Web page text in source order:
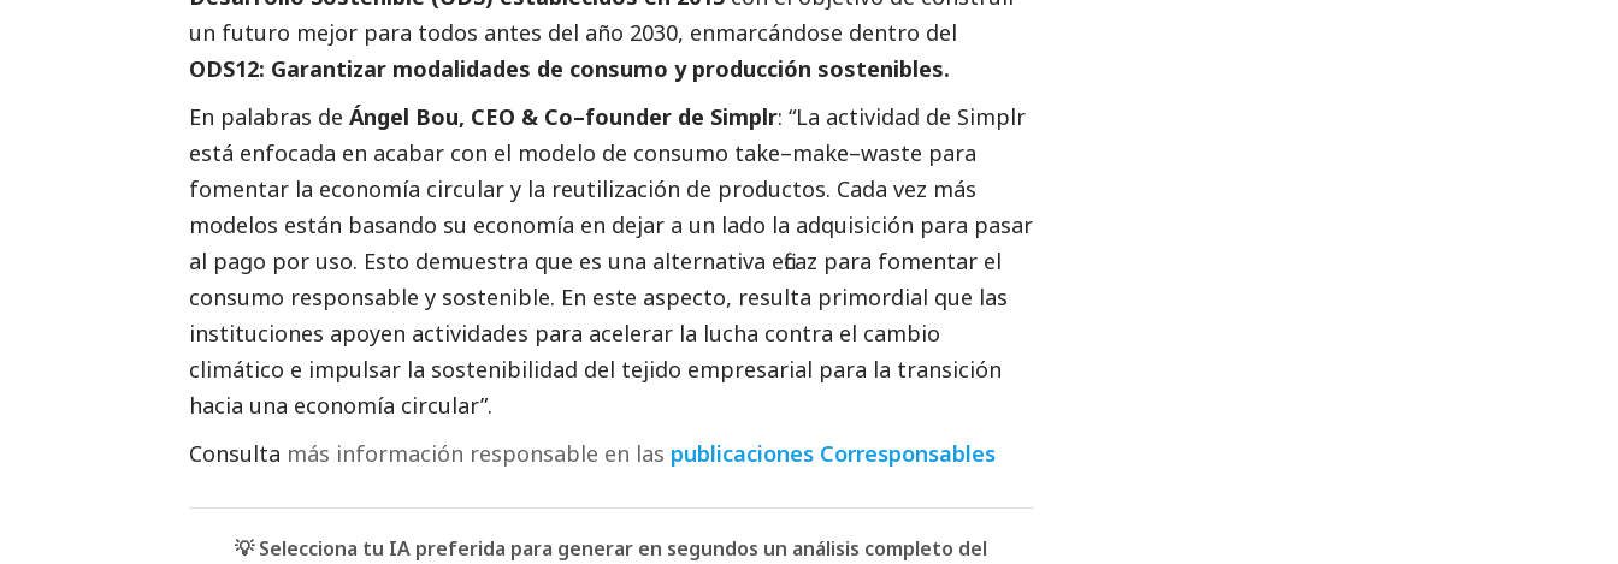
un futuro mejor para todos antes del año 2030, enmarcándose dentro del
ODS12: Garantizar modalidades de consumo y producción sostenibles.
En palabras de Ángel Bou, CEO & Co–founder de Simplr: “La actividad de Simplr
está enfocada en acabar con el modelo de consumo take–make–waste para
fomentar la economía circular y la reutilización de productos. Cada vez más
modelos están basando su economía en dejar a un lado la adquisición para pasar
al pago por uso. Esto demuestra que es una alternativa eficaz para fomentar el
consumo responsable y sostenible. En este aspecto, resulta primordial que las
instituciones apoyen actividades para acelerar la lucha contra el cambio
climático e impulsar la sostenibilidad del tejido empresarial para la transición
hacia una economía circular”.
Consulta más información responsable en las publicaciones Corresponsables
💡 Selecciona tu IA preferida para generar en segundos un análisis completo del